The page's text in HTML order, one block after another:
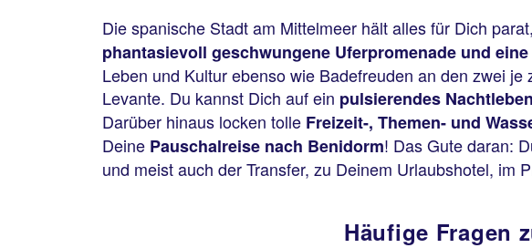
Die spanische Stadt am Mittelmeer hält alles für Dich
phantasievoll geschwungene Uferpromenade und
Leben und Kultur ebenso wie Badefreuden an den zwei
Levante. Du kannst Dich auf ein pulsierendes Nachtleben
Darüber hinaus locken tolle Freizeit-, Themen- und
Deine Pauschalreise nach Benidorm! Das Gute daran:
und meist auch der Transfer, zu Deinem Urlaubshotel, im
Häufige Fragen